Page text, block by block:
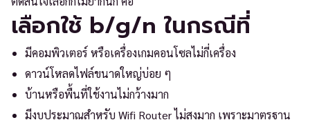
เลือกใช้ b/g/n ในกรณีที่
มีคอมพิวเตอร์ หรือเครื่องเกมคอนโซลไม่กี่เครื่อง
ดาวน์โหลดไฟล์ขนาดใหญ่บ่อย ๆ
บ้านหรือพื้นที่ใช้งานไม่กว้างมาก
มีงบประมาณสำหรับ Wifi Router ไม่สูงมาก เพราะมาตรฐาน